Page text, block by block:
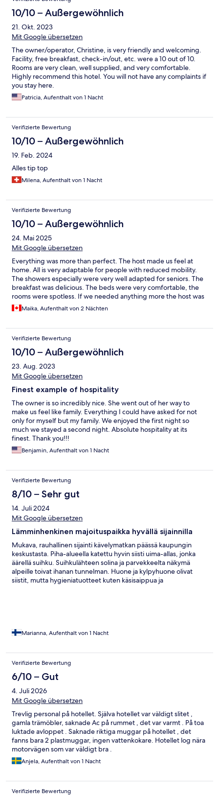
10/10 – Außergewöhnlich
21. Okt. 2023
Mit Google übersetzen
The owner/operator, Christine, is very friendly and welcoming.
Facility, free breakfast, check-in/out, etc. were a 10 out of 10.
Rooms are very clean, well supplied, and very comfortable.
Highly recommend this hotel. You will not have any complaints if
you stay here.
Patricia, Aufenthalt von 1 Nacht
Verifizierte Bewertung
10/10 – Außergewöhnlich
19. Feb. 2024
Alles tip top
Milena, Aufenthalt von 1 Nacht
Verifizierte Bewertung
10/10 – Außergewöhnlich
24. Mai 2025
Mit Google übersetzen
Everything was more than perfect. The host made us feel at
home. All is very adaptable for people with reduced mobility.
The showers especially were very well adapted for seniors. The
breakfast was delicious. The beds were very comfortable, the
rooms were spotless. If we needed anything more the host was
always able to provide. Walking distance to pharmacy, grocery
store, etc. I highly recommend this stay.
Maika, Aufenthalt von 2 Nächten
Verifizierte Bewertung
10/10 – Außergewöhnlich
23. Aug. 2023
Mit Google übersetzen
Finest example of hospitality
The owner is so incredibly nice. She went out of her way to
make us feel like family. Everything I could have asked for not
only for myself but my family. We enjoyed the first night so
much we stayed a second night. Absolute hospitality at its
finest. Thank you!!!
Benjamin, Aufenthalt von 1 Nacht
Verifizierte Bewertung
8/10 – Sehr gut
14. Juli 2024
Mit Google übersetzen
Lämminhenkinen majoituspaikka hyvällä sijainnilla
Mukava, rauhallinen sijainti kävelymatkan päässä kaupungin
keskustasta. Piha-alueella katettu hyvin siisti uima-allas, jonka
äärellä suihku. Suihkulähteen solina ja parvekkeelta näkymä
alpeille toivat ihanan tunnelman. Huone ja kylpyhuone olivat
siistit, mutta hygieniatuotteet kuten käsisaippua ja
kantautui lannan hajua, mikä alueella lienee melko tavallista.
Marianna, Aufenthalt von 1 Nacht
Verifizierte Bewertung
6/10 – Gut
4. Juli 2026
Mit Google übersetzen
Trevlig personal på hotellet. Själva hotellet var väldigt slitet ,
gamla trämöbler, saknade Ac på rummet , det var varmt . På toa
luktade avloppet . Saknade riktiga muggar på hotellet , det
fanns bara 2 plastmuggar, ingen vattenkokare. Hotellet log nära
motorvägen som var väldigt bra .
Anjela, Aufenthalt von 1 Nacht
Verifizierte Bewertung